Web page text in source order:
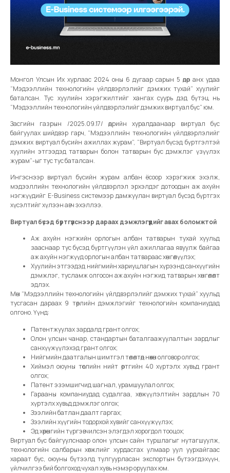
Монгол Улсын Их хурлаас 2024 оны 6 дугаар сарын 5 өдөр анх удаа
“Мэдээллийн технологийн үйлдвэрлэлийг дэмжих тухай” хуулийг
баталсан. Тус хуулийн хэрэгжилтийг хангах суурь дэд бүтэц нь
“Мэдээллийн технологийн үйлдвэрлэлийг дэмжих виртуал бүс” юм.
Засгийн газрын /2025.09.17/ өдрийн хуралдаанаар виртуал бүс
байгуулах шийдвэр гарч, “Мэдээллийн технологийн үйлдвэрлэлийг
дэмжих виртуал бүсийн ажиллах журам”, “Виртуал бүсэд бүртгэлтэй
хуулийн этгээдэд татварын болон татварын бус дэмжлэг үзүүлэх
журам”-ыг тус тус баталсан.
Ингэснээр виртуал бүсийн журам албан ёсоор хэрэгжиж эхэлж,
мэдээллийн технологийн үйлдвэрлэл эрхэлдэг дотоодын аж ахуйн
нэгжүүдийг E-Business системээр дамжуулан виртуал бүсэд бүртгэх
хүсэлтийг хүлээн авч эхэллээ.
Виртуал бүсэд бүртгүүлснээр дараах дэмжлэгүүдийг авах боломжтой
Аж ахуйн нэгжийн орлогын албан татварын тухай хуульд
зааснаар тус бүсэд бүртгүүлэн үйл ажиллагаа явуулж байгаа
аж ахуйн нэгжүүд орлогын албан татвараас хөнгөлүүлэх;
Хуулийн этгээдэд нийгмийн хариуцлагын хүрээнд санхүүгийн
дэмжлэг, тусламж олгосон аж ахуйн нэгжид татварын хөнгөлөлт
эдлэх.
Мөн “Мэдээллийн технологийн үйлдвэрлэлийг дэмжих тухай” хуульд
тусгасан дараах 9 төрлийн дэмжлэгийг технологийн компаниудад
олгоно. Үүнд:
Патентжуулах зардалд грант олгох;
Олон улсын чанар, стандартын баталгаажуулалтын зардлыг
санхүүжүүлэхэд грант олгох;
Нийгмийн даатгалын шимтгэл төлөлтөд нөхөн олговор олгох;
Хиймэл оюуны төслийн нийт өртгийн 40 хүртэлх хувьд грант
олгох;
Патент эзэмшигчид шагнал, урамшуулал олгох;
Гарааны компаниудад судалгаа, хөгжүүлэлтийн зардлын 70
хүртэлх хувьд дэмжлэг олгох;
Зээлийн батлан даалт гаргах;
Зээлийн хүүгийн тодорхой хувийг санхүүжүүлэх;
Эд хөрөнгийн түргэвчилсэн элэгдэл хорогдол тооцох;
Виртуал бүс байгуулснаар олон улсын сайн туршлагыг нутагшуулж,
технологийн салбарын хөгжлийг хурдасгах улмаар уул уурхайгаас
хараат бус, оюуны бүтээлд тулгуурласан экспортын бүтээгдэхүүн,
үйлчилгээ бий болгоход чухал хувь нэмэр оруулах юм.